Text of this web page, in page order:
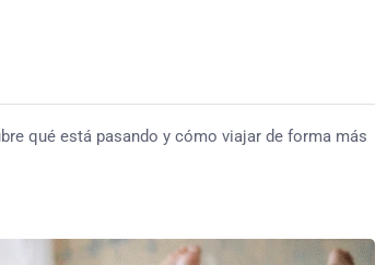
qué está pasando y cómo viajar de forma más